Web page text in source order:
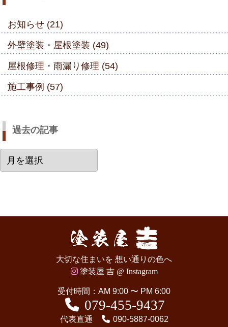
お知らせ (21)
外壁塗装・屋根塗装 (49)
屋根修理・雨漏り修理 (54)
施工事例 (57)
過去の記事
去
大切な住まいを 想い通りの色へ
塗装屋 吉 @ Instagram
受付時間：AM 9:00 〜 PM 6:00
079-455-9437
代表直通 090-5887-0062